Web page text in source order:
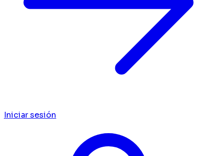
Iniciar sesión